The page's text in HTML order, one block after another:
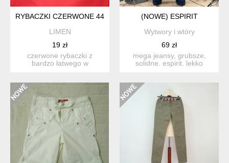
RYBACZKI CZERWONE 44/46
LIMEN
19 zł
czerwone rybaczki z
bardzo łatwego w
(NOWE) ESPIRIT
Wytwory i wtóry
69 zł
mega jeansy, grubsze,
solidne. espirit. lekko